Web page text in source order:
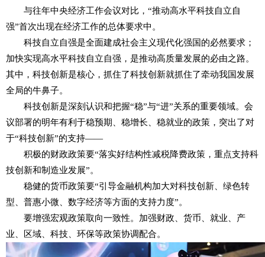
与往年中央经济工作会议对比，“推动高水平科技自立自
强”首次出现在经济工作的总体要求中。
科技自立自强是全面建成社会主义现代化强国的必然要求；
加快实现高水平科技自立自强，是推动高质量发展的必由之路。
其中，科技创新是核心，抓住了科技创新就抓住了牵动我国发展
全局的牛鼻子。
科技创新是深刻认识和把握“稳”与“进”关系的重要领域。会
议部署的明年有利于稳预期、稳增长、稳就业的政策，突出了对
于“科技创新”的支持——
积极的财政政策要“落实好结构性减税降费政策，重点支持科
技创新和制造业发展”。
稳健的货币政策要“引导金融机构加大对科技创新、绿色转
型、普惠小微、数字经济等方面的支持力度”。
要增强宏观政策取向一致性。加强财政、货币、就业、产
业、区域、科技、环保等政策协调配合。